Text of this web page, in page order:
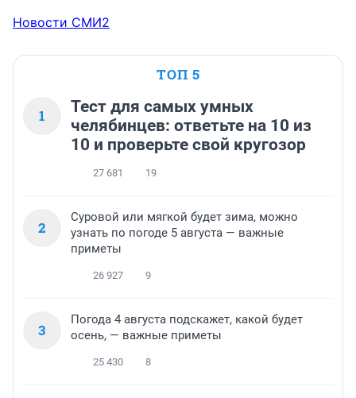
Новости СМИ2
ТОП 5
1
Тест для самых умных
челябинцев: ответьте на 10 из
10 и проверьте свой кругозор
27 681 19
2
Суровой или мягкой будет зима, можно
узнать по погоде 5 августа — важные
приметы
26 927 9
3
Погода 4 августа подскажет, какой будет
осень, — важные приметы
25 430 8